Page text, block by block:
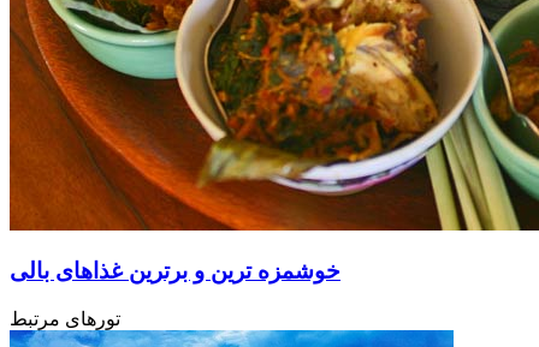
خوشمزه ترین و برترین غذاهای بالی
تورهای مرتبط